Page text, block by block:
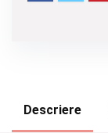
Descriere